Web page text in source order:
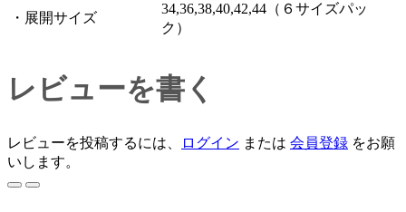
・展開サイズ
34,36,38,40,42,44（６サイズパッ
ク）
レビューを書く
レビューを投稿するには、 ログイン または 会員登録 をお願
いします。